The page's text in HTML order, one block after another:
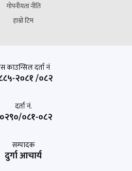
गोपनीयता नीति
हाम्रो टिम
काउन्सिल दर्ता नं
२०८१ /०८२
दर्ता नं.
०८१-०८२
सम्पादक
दुर्गा आचार्य